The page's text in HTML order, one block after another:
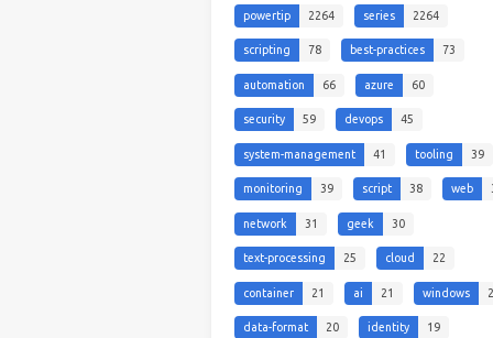
powertip 2264 series 2264
scripting 78 best-practices 73
automation 66 azure 60
security 59 devops 45
system-management 41 tooling 39
monitoring 39 script 38 web
network 31 geek 30
text-processing 25 cloud 22
container 21 ai 21 windows
data-format 20 identity 19